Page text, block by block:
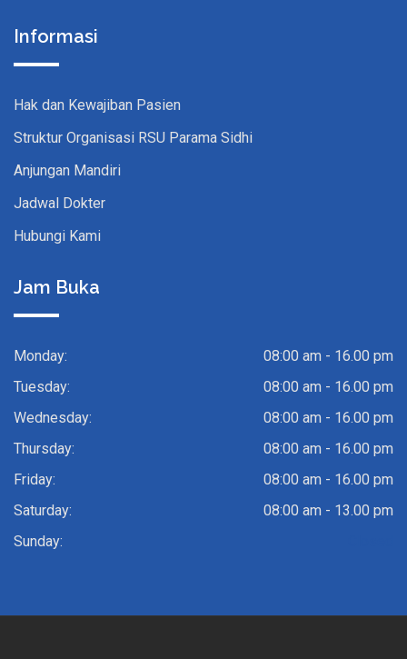
Informasi
Hak dan Kewajiban Pasien
Struktur Organisasi RSU Parama Sidhi
Anjungan Mandiri
Jadwal Dokter
Hubungi Kami
Jam Buka
Monday:
08:00 am - 16.00 pm
Tuesday:
08:00 am - 16.00 pm
Wednesday:
08:00 am - 16.00 pm
Thursday:
08:00 am - 16.00 pm
Friday:
08:00 am - 16.00 pm
Saturday:
08:00 am - 13.00 pm
Sunday: